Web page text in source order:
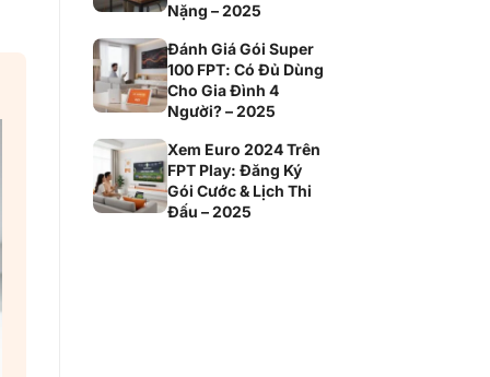
Nặng – 2025
Đánh Giá Gói Super
100 FPT: Có Đủ Dùng
Cho Gia Đình 4
Người? – 2025
Xem Euro 2024 Trên
FPT Play: Đăng Ký
Gói Cước & Lịch Thi
Đấu – 2025